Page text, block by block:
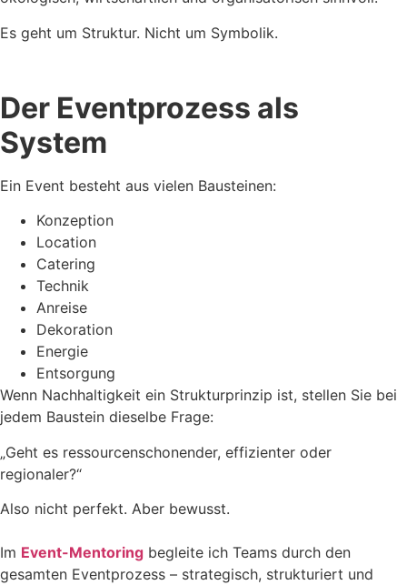
Es geht um Struktur. Nicht um Symbolik.
Der Eventprozess als
System
Ein Event besteht aus vielen Bausteinen:
Konzeption
Location
Catering
Technik
Anreise
Dekoration
Energie
Entsorgung
Wenn Nachhaltigkeit ein Strukturprinzip ist, stellen Sie bei
jedem Baustein dieselbe Frage:
„Geht es ressourcenschonender, effizienter oder
regionaler?“
Also nicht perfekt. Aber bewusst.
Im Event-Mentoring begleite ich Teams durch den
gesamten Eventprozess – strategisch, strukturiert und